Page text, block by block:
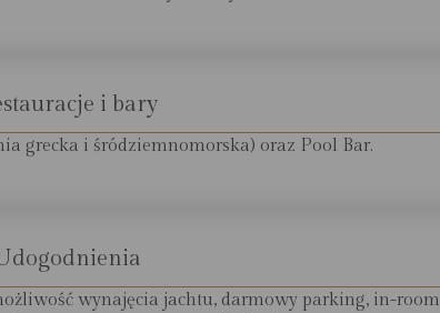
i bary
grecka i śródziemnomorska) oraz Pool Bar.
wynajęcia jachtu, darmowy parking, in-room